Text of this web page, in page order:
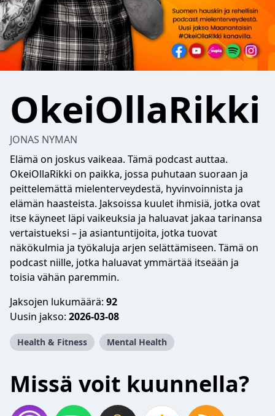
OkeiOllaRikki
JONAS NYMAN
Elämä on joskus vaikeaa. Tämä podcast auttaa.
OkeiOllaRikki on paikka, jossa puhutaan suoraan ja
peittelemättä mielenterveydestä, hyvinvoinnista ja
elämän haasteista. Jaksoissa kuulet ihmisiä, jotka ovat
itse käyneet läpi vaikeuksia ja haluavat jakaa tarinansa
vertaistueksi – ja asiantuntijoita, jotka tuovat
näkökulmia ja työkaluja arjen selättämiseen. Tämä on
podcast niille, jotka haluavat ymmärtää itseään ja
toisia vähän paremmin.
Jaksojen lukumäärä: 92
Uusin jakso: 2026-03-08
Health & Fitness Mental Health
Missä voit kuunnella?